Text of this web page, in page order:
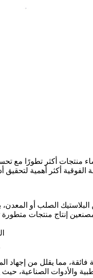
منتجات أكثر تطورًا مع
الصلب أو المعدن،
فائقة، مما يقلل من إجهاد